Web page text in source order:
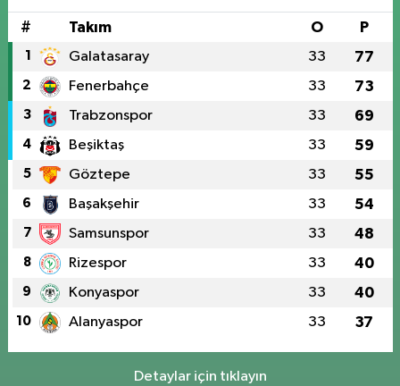
# Takım O P
1 Galatasaray 33 77
2 Fenerbahçe 33 73
3 Trabzonspor 33 69
4 Beşiktaş 33 59
5 Göztepe 33 55
6 Başakşehir 33 54
7 Samsunspor 33 48
8 Rizespor 33 40
9 Konyaspor 33 40
10 Alanyaspor 33 37
Detaylar için tıklayın